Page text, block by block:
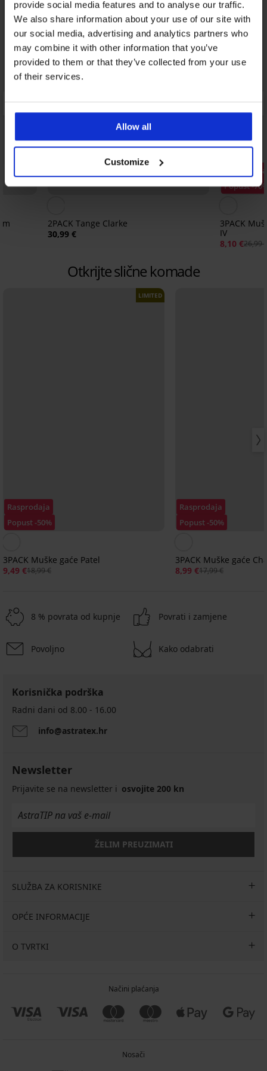
provide social media features and to analyse our traffic.
We also share information about your use of our site with
our social media, advertising and analytics partners who
may combine it with other information that you’ve
provided to them or that they’ve collected from your use
of their services.
Allow all
Customize
2PACK Tange Clarke
30,99 €
Rasprodaja
Popust -
3PACK
IV
8,10 €26,99
Otkrijte slične komade
Rasprodaja
Popust -50%
LIMITED
3PACK Muške gaće Patel
9,49 €18,99 €
Rasprodaja
Popust -50%
3PACK Muške gaće
8,99 €17,99 €
4,9
gaće
tubi
3PACK
gaće
Phillips
20,99
€
PREMIUM
Tommy
Better
€
gaće
Classic
14,99
8 % povrata od kupnje Povrati i zamjene
Povoljno Kako odabrati
Korisnička podrška
Radni dani od 8.00 - 16.00
info@astratex.hr
Newsletter
Prijavite se na newsletter i osvojite 200 kn
ŽELIM PREUZIMATI
SLUŽBA ZA KORISNIKE
OPĆE INFORMACIJE
O TVRTKI
Načini plaćanja
Nosači